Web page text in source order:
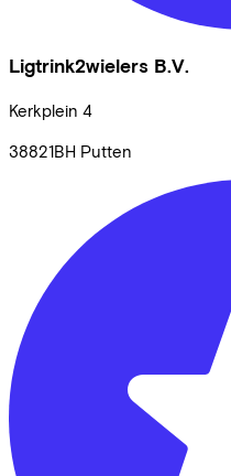
Ligtrink2wielers B.V.
Kerkplein 4
38821BH Putten